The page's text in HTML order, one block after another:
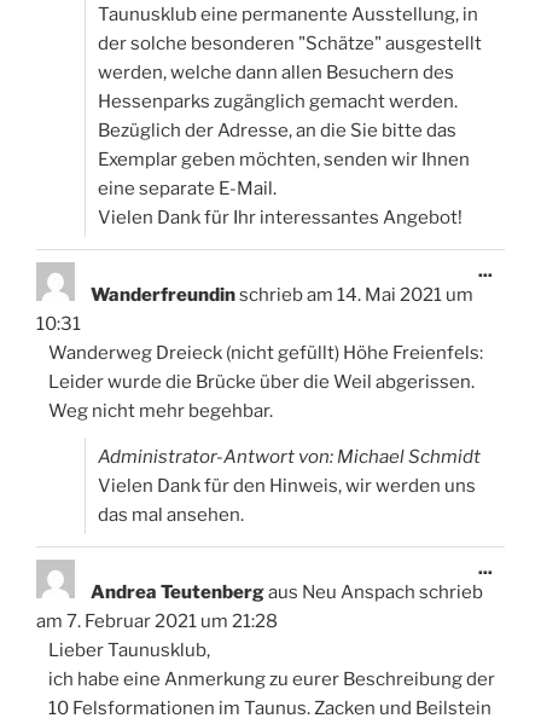
Taunusklub eine permanente Ausstellung, in
der solche besonderen "Schätze" ausgestellt
werden, welche dann allen Besuchern des
Hessenparks zugänglich gemacht werden.
Bezüglich der Adresse, an die Sie bitte das
Exemplar geben möchten, senden wir Ihnen
eine separate E-Mail.
Vielen Dank für Ihr interessantes Angebot!
Wanderfreundinschrieb am 14. Mai 2021 um
10:31
Wanderweg Dreieck (nicht gefüllt) Höhe Freienfels:
Leider wurde die Brücke über die Weil abgerissen.
Weg nicht mehr begehbar.
Administrator-Antwort von: Michael Schmidt
Vielen Dank für den Hinweis, wir werden uns
das mal ansehen.
...
Andrea Teutenbergaus Neu Anspach schrieb
am 7. Februar 2021 um 21:28
Lieber Taunusklub,
ich habe eine Anmerkung zu eurer Beschreibung der
10 Felsformationen im Taunus. Zacken und Beilstein
...